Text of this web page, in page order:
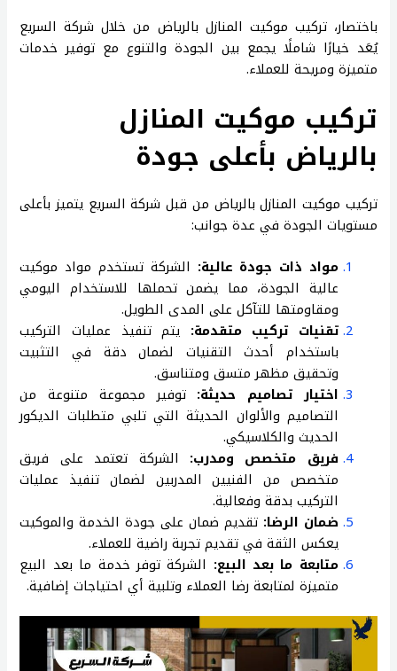
باختصار، تركيب موكيت المنازل بالرياض من خلال شركة السريع
يُعَد خيارًا شاملًا يجمع بين الجودة والتنوع مع توفير خدمات
متميزة ومريحة للعملاء.
تركيب موكيت المنازل
بالرياض بأعلى جودة
تركيب موكيت المنازل بالرياض من قبل شركة السريع يتميز بأعلى
مستويات الجودة في عدة جوانب:
مواد ذات جودة عالية: الشركة تستخدم مواد موكيت
عالية الجودة، مما يضمن تحملها للاستخدام اليومي
ومقاومتها للتآكل على المدى الطويل.
تقنيات تركيب متقدمة: يتم تنفيذ عمليات التركيب
باستخدام أحدث التقنيات لضمان دقة في التثبيت
وتحقيق مظهر متسق ومتناسق.
اختيار تصاميم حديثة: توفير مجموعة متنوعة من
التصاميم والألوان الحديثة التي تلبي متطلبات الديكور
الحديث والكلاسيكي.
فريق متخصص ومدرب: الشركة تعتمد على فريق
متخصص من الفنيين المدربين لضمان تنفيذ عمليات
التركيب بدقة وفعالية.
ضمان الرضا: تقديم ضمان على جودة الخدمة والموكيت
يعكس الثقة في تقديم تجربة راضية للعملاء.
متابعة ما بعد البيع: الشركة توفر خدمة ما بعد البيع
متميزة لمتابعة رضا العملاء وتلبية أي احتياجات إضافية.